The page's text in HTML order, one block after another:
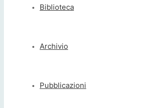
Biblioteca
Archivio
Pubblicazioni